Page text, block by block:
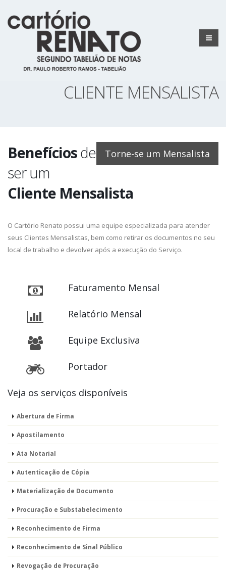
CLIENTE MENSALISTA
Torne-se um Mensalista
Benefíciosde
ser um
Cliente Mensalista
O Cartório Renato possui uma equipe especializada para atender
seus Clientes Mensalistas, bem como retirar os documentos no seu
local de trabalho e devolver após a execução do Serviço.
Faturamento Mensal
Relatório Mensal
Equipe Exclusiva
Portador
Veja os serviços disponíveis
Abertura de Firma
Apostilamento
Ata Notarial
Autenticação de Cópia
Materialização de Documento
Procuração e Substabelecimento
Reconhecimento de Firma
Reconhecimento de Sinal Público
Revogação de Procuração